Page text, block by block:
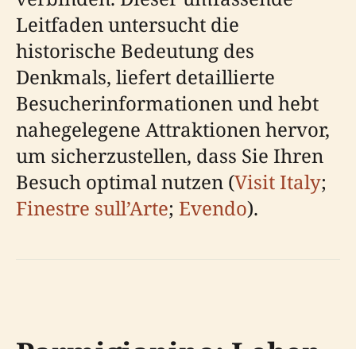
Leitfaden untersucht die
historische Bedeutung des
Denkmals, liefert detaillierte
Besucherinformationen und hebt
nahegelegene Attraktionen hervor,
um sicherzustellen, dass Sie Ihren
Besuch optimal nutzen (Visit Italy;
Finestre sull’Arte; Evendo).